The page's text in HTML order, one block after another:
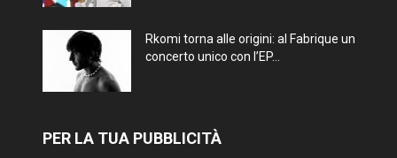
Rkomi torna alle origini: al Fabrique un
concerto unico con l’EP...
PER LA TUA PUBBLICITÀ